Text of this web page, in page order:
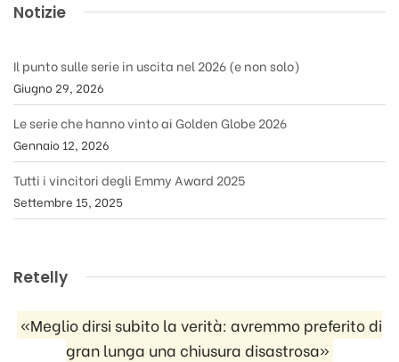
Notizie
Il punto sulle serie in uscita nel 2026 (e non solo)
Giugno 29, 2026
Le serie che hanno vinto ai Golden Globe 2026
Gennaio 12, 2026
Tutti i vincitori degli Emmy Award 2025
Settembre 15, 2025
Retelly
«Meglio dirsi subito la verità: avremmo preferito di
gran lunga una chiusura disastrosa»